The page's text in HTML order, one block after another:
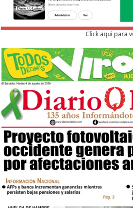
Click aqui para